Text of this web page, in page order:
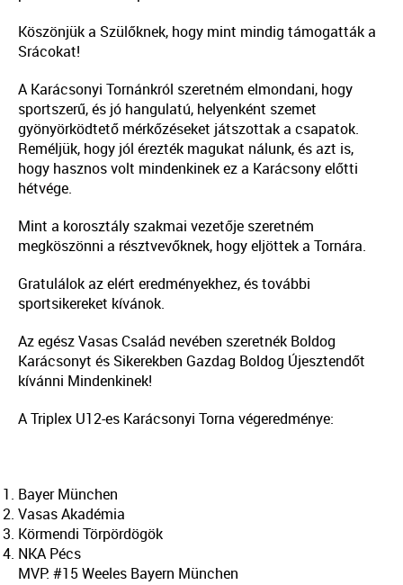
Köszönjük a Szülőknek, hogy mint mindig támogatták a
Srácokat!
A Karácsonyi Tornánkról szeretném elmondani, hogy
sportszerű, és jó hangulatú, helyenként szemet
gyönyörködtető mérkőzéseket játszottak a csapatok.
Reméljük, hogy jól érezték magukat nálunk, és azt is,
hogy hasznos volt mindenkinek ez a Karácsony előtti
hétvége.
Mint a korosztály szakmai vezetője szeretném
megköszönni a résztvevőknek, hogy eljöttek a Tornára.
Gratulálok az elért eredményekhez, és további
sportsikereket kívánok.
Az egész Vasas Család nevében szeretnék Boldog
Karácsonyt és Sikerekben Gazdag Boldog Újesztendőt
kívánni Mindenkinek!
A Triplex U12-es Karácsonyi Torna végeredménye:
Bayer München
Vasas Akadémia
Körmendi Törpördögök
NKA Pécs
MVP: #15 Weeles Bayern München